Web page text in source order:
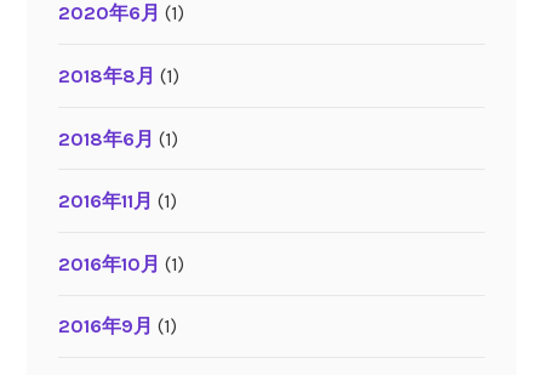
2020年6月 (1)
2018年8月 (1)
2018年6月 (1)
2016年11月 (1)
2016年10月 (1)
2016年9月 (1)